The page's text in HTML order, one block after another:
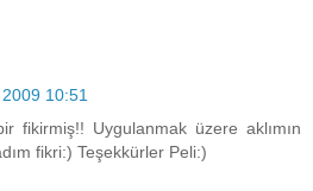
2009 10:51
fikirmiş!! Uygulanmak üzere aklımın
fikri:) Teşekkürler Peli:)